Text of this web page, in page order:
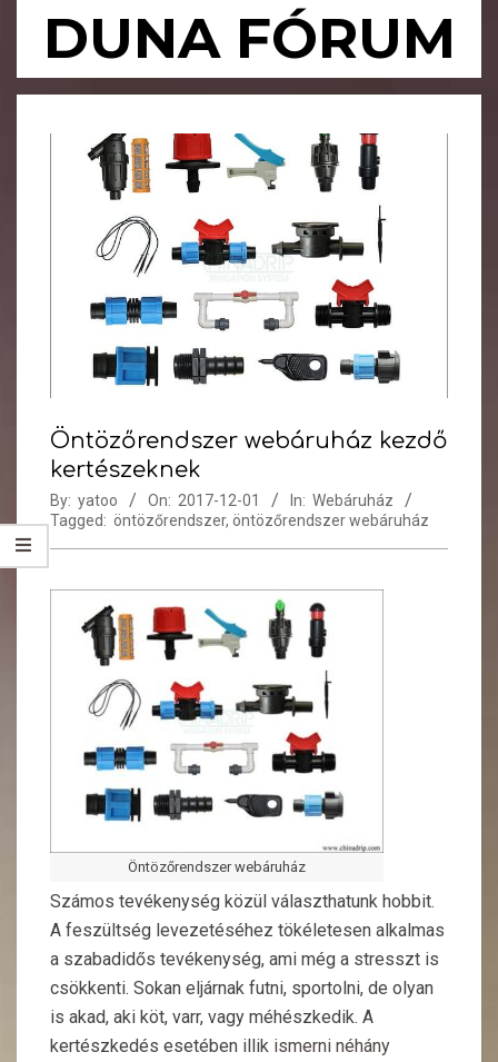
DUNA FÓRUM
Primary
Öntözőrendszer webáruház kezdő
kertészeknek
By: yatoo On: 2017-12-01 In: Webáruház
Tagged: öntözőrendszer, öntözőrendszer webáruház
Öntözőrendszer webáruház
Számos tevékenység közül választhatunk hobbit.
A feszültség levezetéséhez tökéletesen alkalmas
a szabadidős tevékenység, ami még a stresszt is
csökkenti. Sokan eljárnak futni, sportolni, de olyan
is akad, aki köt, varr, vagy méhészkedik. A
kertészkedés esetében illik ismerni néhány